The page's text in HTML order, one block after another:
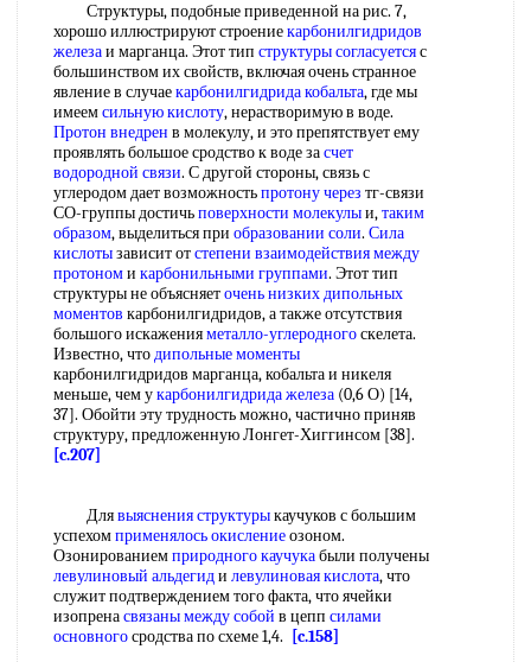
Структуры, подобные приведенной на рис. 7,
хорошо иллюстрируют строениекарбонилгидридов
железаи марганца. Этот тип структуры согласуетсяс
большинством их свойств, включая очень странное
явление в случаекарбонилгидрида кобальта, где мы
имеемсильную кислоту, нерастворимую в воде.
Протон внедрен в молекулу, и это препятствует ему
проявлять большое сродство к воде засчет
водородной связи. С другой стороны, связь с
углеродом дает возможностьпротону через тг-связи
СО-группы достичьповерхности молекулыи,таким
образом, выделиться при образовании соли. Сила
кислотызависит отстепени взаимодействиямежду
протономи карбонильными группами. Этот тип
структуры не объясняеточень низкихдипольных
моментов карбонилгидридов, а также отсутствия
большого искаженияметалло-углеродногоскелета.
Известно, чтодипольные моменты
карбонилгидридов марганца, кобальта и никеля
меньше, чем укарбонилгидрида железа (0,6 О) [14,
37]. Обойти эту трудность можно, частично приняв
структуру, предложенную Лонгет-Хиггинсом [38].
[c.207]
Длявыяснения структурыкаучуков с большим
успехомприменялось окислениеозоном.
Озонированиемприродного каучукабыли получены
левулиновый альдегиди левулиновая кислота, что
служит подтверждением того факта, что ячейки
изопренасвязаны междусобой в цепп силами
основногосродства по схеме 1,4.
[c.158]